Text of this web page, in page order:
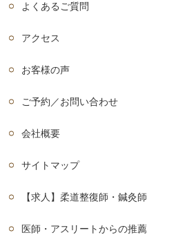
よくあるご質問
アクセス
お客様の声
ご予約／お問い合わせ
会社概要
サイトマップ
【求人】柔道整復師・鍼灸師
医師・アスリートからの推薦